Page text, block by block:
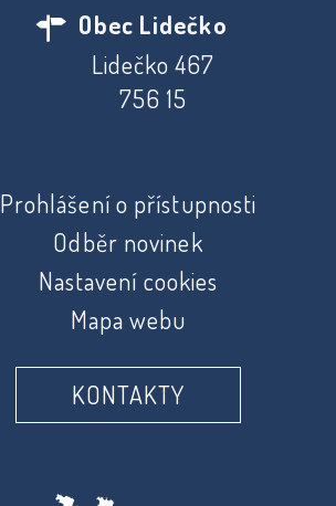
Obec Lidečko
Lidečko 467
756 15
Prohlášení o přístupnosti
Odběr novinek
Nastavení cookies
Mapa webu
KONTAKTY